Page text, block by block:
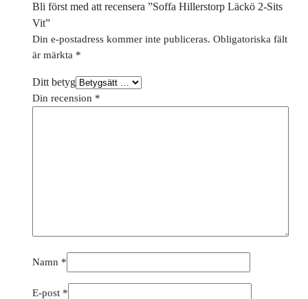
Bli först med att recensera ”Soffa Hillerstorp Läckö 2-Sits
Vit”
Din e-postadress kommer inte publiceras. Obligatoriska fält
är märkta *
Ditt betyg
Din recension *
Namn *
E-post *